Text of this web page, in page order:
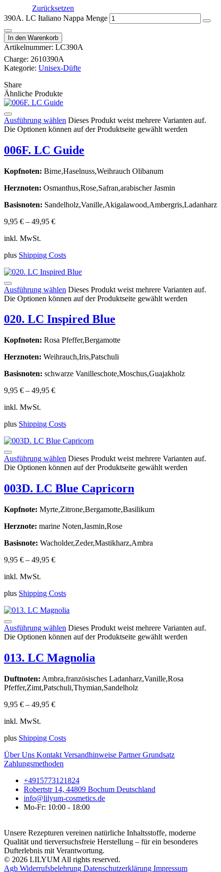
Zurücksetzen
390A. LC Italiano Nappa Menge
In den Warenkorb
Artikelnummer: LC390A
Charge: 2610390A
Kategorie: Unisex-Düfte
Share
Ähnliche Produkte
Ausführung wählen Dieses Produkt weist mehrere Varianten auf.
Die Optionen können auf der Produktseite gewählt werden
006F. LC Guide
Kopfnoten: Birne,Haselnuss,Weihrauch Olibanum
Herznoten: Osmanthus,Rose,Safran,arabischer Jasmin
Basisnoten: Sandelholz,Vanille,Akigalawood,Ambergris,Ladanharz
9,95 € – 49,95 €
inkl. MwSt.
plus Shipping Costs
Ausführung wählen Dieses Produkt weist mehrere Varianten auf.
Die Optionen können auf der Produktseite gewählt werden
020. LC Inspired Blue
Kopfnoten: Rosa Pfeffer,Bergamotte
Herznoten: Weihrauch,Iris,Patschuli
Basisnoten: schwarze Vanilleschote,Moschus,Guajakholz
9,95 € – 49,95 €
inkl. MwSt.
plus Shipping Costs
Ausführung wählen Dieses Produkt weist mehrere Varianten auf.
Die Optionen können auf der Produktseite gewählt werden
003D. LC Blue Capricorn
Kopfnote: Myrte,Zitrone,Bergamotte,Basilikum
Herznote: marine Noten,Jasmin,Rose
Basisnote: Wacholder,Zeder,Mastikharz,Ambra
9,95 € – 49,95 €
inkl. MwSt.
plus Shipping Costs
Ausführung wählen Dieses Produkt weist mehrere Varianten auf.
Die Optionen können auf der Produktseite gewählt werden
013. LC Magnolia
Duftnoten: Ambra,französisches Ladanharz,Vanille,Rosa
Pfeffer,Zimt,Patschuli,Thymian,Sandelholz
9,95 € – 49,95 €
inkl. MwSt.
plus Shipping Costs
Über Uns Kontakt Versandhinweise PartnerGrundsatz
Zahlungsmethoden
+4915773121824
Robertstr 14, 44809 Bochum Deutschland
info@lilyum-cosmetics.de
Mo-Fr: 10:00 - 18:00
Unsere Rezepturen vereinen natürliche Inhaltsstoffe, moderne
Qualität und tierversuchsfreie Herstellung – für ein besonderes
Dufterlebnis mit Verantwortung.
© 2026 LILYUM All rights reserved.
Agb Widerrufsbelehrung Datenschutzerklärung Impressum